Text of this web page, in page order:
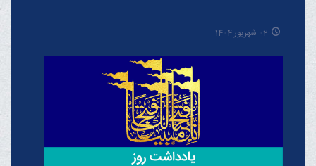
02 شهریور 1404